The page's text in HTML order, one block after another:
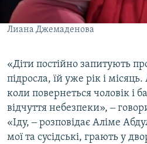
Лиана Джемаденова
«Діти постійно запитують
підросла, їй уже рік і
коли повернеться чоловік і
відчуття небезпеки», ‒
«Іду, ‒ розповідає Аліме
мої та сусідські, грають у